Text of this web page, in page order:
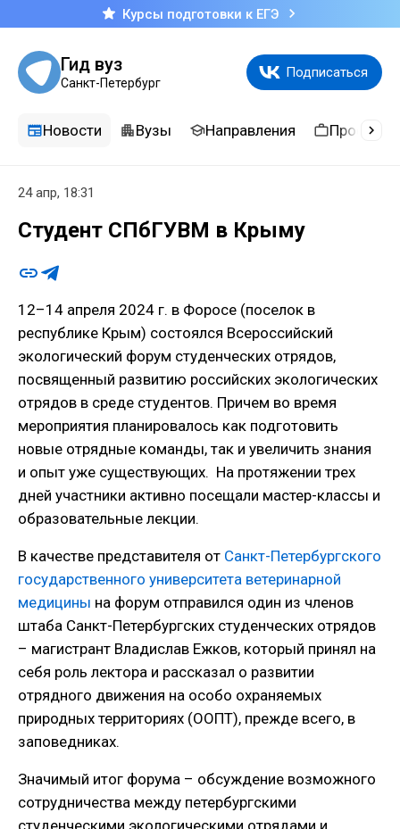
Курсы подготовки к ЕГЭ
Гид вуз
Санкт-Петербург
Подписаться
Новости Вузы Направления
24 апр, 18:31
Студент СПбГУВМ в Крыму
12–14 апреля 2024 г. в Форосе (поселок в
республике Крым) состоялся Всероссийский
экологический форум студенческих отрядов,
посвященный развитию российских экологических
отрядов в среде студентов. Причем во время
мероприятия планировалось как подготовить
новые отрядные команды, так и увеличить знания
и опыт уже существующих. На протяжении трех
дней участники активно посещали мастер-классы и
образовательные лекции.
В качестве представителя от Санкт-Петербургского
государственного университета ветеринарной
медицины на форум отправился один из членов
штаба Санкт-Петербургских студенческих отрядов
– магистрант Владислав Ежков, который принял на
себя роль лектора и рассказал о развитии
отрядного движения на особо охраняемых
природных территориях (ООПТ), прежде всего, в
заповедниках.
Значимый итог форума – обсуждение возможного
сотрудничества между петербургскими